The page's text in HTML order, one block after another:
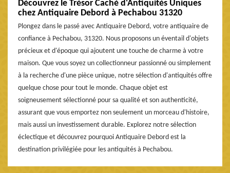
Découvrez le Trésor Caché d'Antiquités Uniques
chez Antiquaire Debord à Pechabou 31320
Plongez dans le passé avec Antiquaire Debord, votre antiquaire de
confiance à Pechabou, 31320. Nous proposons un éventail d'objets
précieux et d'époque qui ajoutent une touche de charme à votre
maison. Que vous soyez un collectionneur passionné ou simplement
à la recherche d'une pièce unique, notre sélection d'antiquités offre
quelque chose pour tout le monde. Chaque objet est
soigneusement sélectionné pour sa qualité et son authenticité,
assurant que vous emportez non seulement un morceau d'histoire,
mais aussi un investissement durable. Explorez notre sélection
éclectique et découvrez pourquoi Antiquaire Debord est la
destination privilégiée pour les antiquités à Pechabou.